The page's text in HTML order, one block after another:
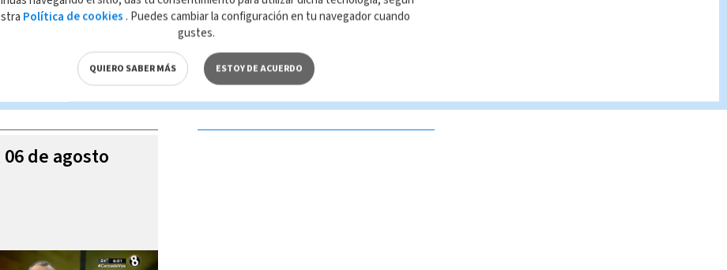
esta página, mismo que es propiedad de TELEDIARIO; su reproducción no
con las leyes aplicables.
VIDEOS
de agosto
Política de cookies . Puedes cambiar la configuración en tu navegador cuando
gustes.
QUIERO SABER MÁS ESTOY DE ACUERDO